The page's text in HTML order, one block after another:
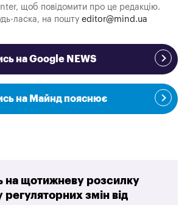
щоб повідомити про це редакцію.
ласка, на пошту editor@mind.ua
на Google NEWS
на Майнд пояснює
на щотижневу розсилку
змін від